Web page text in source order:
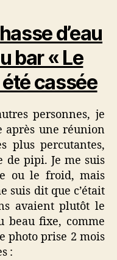
d’eau
bar « Le
été cassée
personnes, je
une réunion
plus percutantes,
de pipi. Je me suis
ou le froid, mais
suis dit que c’était
avaient plutôt le
beau fixe, comme
photo prise 2 mois
: